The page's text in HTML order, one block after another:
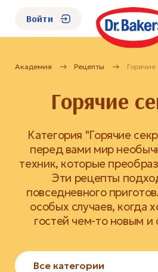
О нас
Каталог
Академия
Где купить?
FAQ
Войти
Академия Рецепты Горячие
Горячие
Категория "Горячие
перед вами мир
техник, которые
Эти рецепты
повседневного
особых случаев, когда
гостей чем-то новым и
Все категории